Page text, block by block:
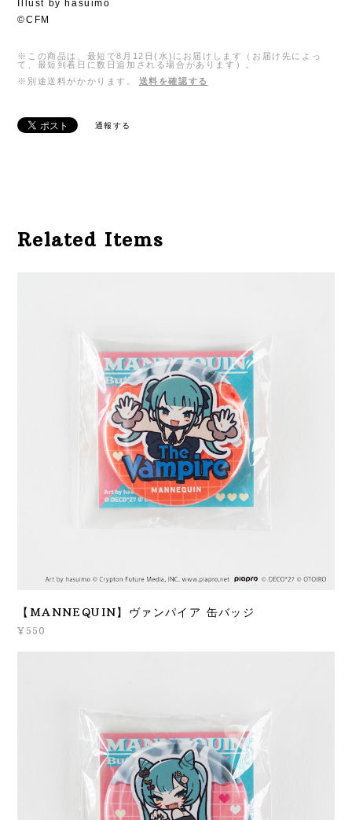
Illust by hasuimo
©CFM
※この商品は、最短で8月12日(水)にお届けします（お届け先によっ
て、最短到着日に数日追加される場合があります）。
※別途送料がかかります。
送料を確認する
通報する
Related Items
【MANNEQUIN】ヴァンパイア 缶バッジ
¥550